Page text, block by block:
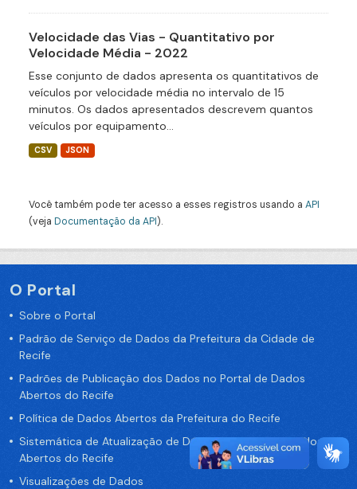
Velocidade das Vias - Quantitativo por
Velocidade Média - 2022
Esse conjunto de dados apresenta os quantitativos de
veículos por velocidade média no intervalo de 15
minutos. Os dados apresentados descrevem quantos
veículos por equipamento...
CSV JSON
Você também pode ter acesso a esses registros usando a API
(veja Documentação da API).
O Portal
Sobre o Portal
Padrão de Serviço de Dados da Prefeitura da Cidade de
Recife
Padrões de Publicação dos Dados no Portal de Dados
Abertos do Recife
Política de Dados Abertos da Prefeitura do Recife
Sistemática de Atualização de Dados do Portal de Dados
Abertos do Recife
Visualizações de Dados